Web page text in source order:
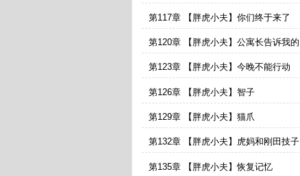
第117章 【胖虎小夫】你们终于来了
第120章 【胖虎小夫】公寓长告诉我的
第123章 【胖虎小夫】今晚不能行动
第126章 【胖虎小夫】智子
第129章 【胖虎小夫】猫爪
第132章 【胖虎小夫】虎妈和刚田技子
第135章 【胖虎小夫】恢复记忆